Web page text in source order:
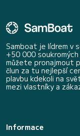
Samboat je lídrem v
+50 000
můžete pronajmout
člun za tu nejlepší
plavbu kdekoli na
mezi vlastníky a
Informace